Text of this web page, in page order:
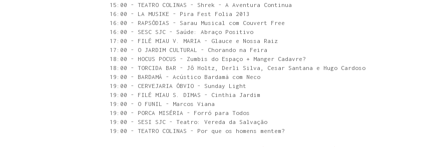
15:00 - TEATRO COLINAS - Shrek - A Aventura Continua
16:00 - LA MUSIKE - Pira Fest Folia 2013
16:00 - RAPSÓDIAS - Sarau Musical com Couvert Free
16:00 - SESC SJC - Saúde: Abraço Positivo
17:00 - FILÉ MIAU V. MARIA - Glauce e Nossa Raiz
17:00 - O JARDIM CULTURAL - Chorando na Feira
18:00 - HOCUS POCUS - Zumbis do Espaço + Manger Cadavre?
18:00 - TORCIDA BAR - Jô Holtz, Derli Silva, Cesar Santana e Hugo Cardoso
19:00 - BARDAMÁ - Acústico Bardamá com Neco
19:00 - CERVEJARIA ÓBVIO - Sunday Light
19:00 - FILÉ MIAU S. DIMAS - Cinthia Jardim
19:00 - O FUNIL - Marcos Viana
19:00 - PORCA MISÉRIA - Forró para Todos
19:00 - SESI SJC - Teatro: Vereda da Salvação
19:00 - TEATRO COLINAS - Por que os homens mentem?